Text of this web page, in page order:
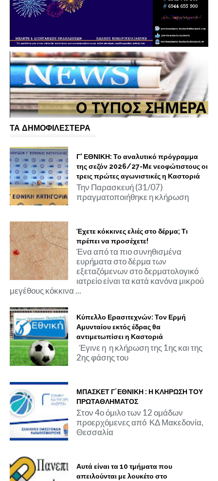
ΤΑ ΔΗΜΟΦΙΛΕΣΤΕΡΑ
Γ' ΕΘΝΙΚΗ: Το αναλυτικό πρόγραμμα
της σεζόν 2026/27-Με νεοφώτιστους οι
τρεις πρώτες αγωνιστικές η Καστοριά
Την Παρασκευή (31/07)
πραγματοποιήθηκε η κλήρωση
Έχετε κόκκινες ελιές στο δέρμα; Τι
πρέπει να προσέχετε!
Ένα από τα πιο συνηθισμένα
ευρήματα στο δέρμα των
εξεταζόμενων στο δερματολογικό
ιατρείο είναι τα κατά κανόνα μικρού
μεγέθους κόκκινα ...
Κύπελλο Ερασιτεχνών: Τον Ερμή
Αμυνταίου εκτός έδρας θα
αντιμετωπίσει η Καστοριά
Έγινε η η κλήρωση της 1ης και της
2ης φάσης του
ΜΠΑΣΚΕΤ Γ΄ΕΘΝΙΚΗ : Η ΚΛΗΡΩΣΗ ΤΟΥ
ΠΡΩΤΑΘΛΗΜΑΤΟΣ
Στον 4ο όμιλο των 12 ομάδων
προερχόμενες από ΚΔ Μακεδονία,
Θεσσαλία
Αυτά είναι τα 10 τμήματα που
απειλούνται με λουκέτο στο